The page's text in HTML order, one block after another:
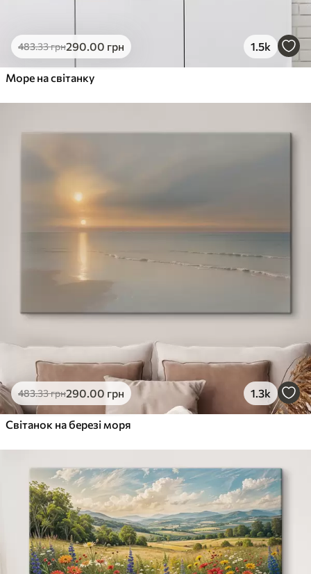
483.33грн290.00 грн 1.5k
Море на світанку
483.33грн290.00 грн 1.3k
Світанок на березі моря